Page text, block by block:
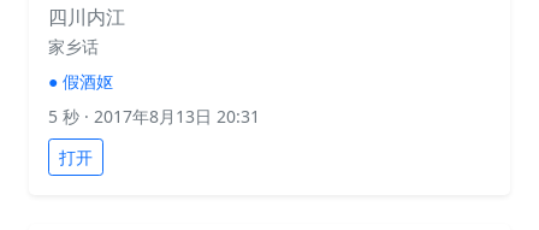
四川内江
家乡话
● 假酒妪
5 秒 · 2017年8月13日 20:31
打开